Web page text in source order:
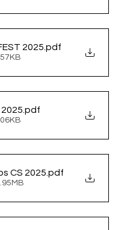
2025.pdf
2025.pdf
CS 2025.pdf